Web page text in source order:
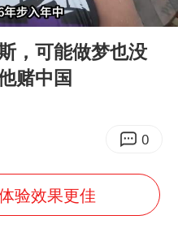
》填词人黎彼得去世
梅姨”真实姓名曝光
41岁女子为鼓励女儿考上985研究生
蜜雪冰城员工抽烟收银 门店现已停业
陕西柞水遭遇暴雨五千余户群众转移
05:54
，可能做梦也没
赌中国
0
验效果更佳